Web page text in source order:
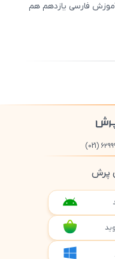
فارسی یازدهم هم
(021)
پرش